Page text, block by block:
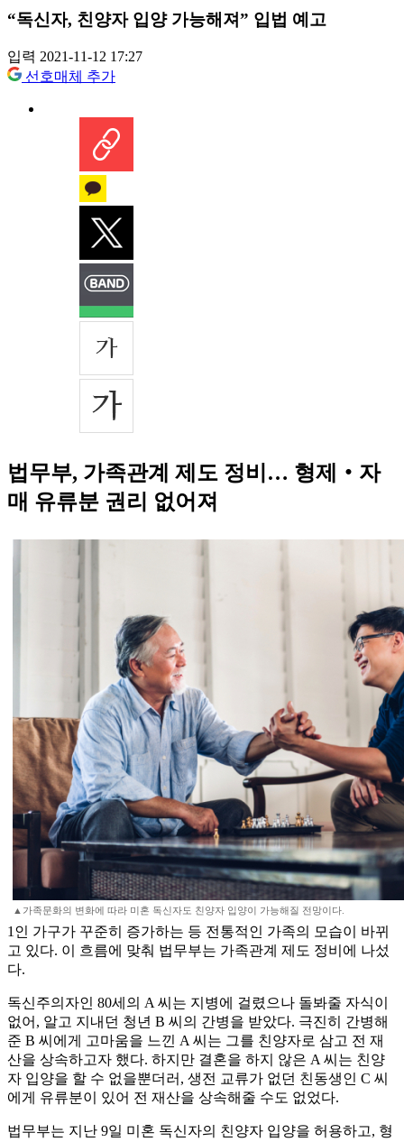
“독신자, 친양자 입양 가능해져” 입법 예고
입력 2021-11-12 17:27
선호매체 추가
법무부, 가족관계 제도 정비… 형제‧자
매 유류분 권리 없어져
▲가족문화의 변화에 따라 미혼 독신자도 친양자 입양이 가능해질 전망이다.
1인 가구가 꾸준히 증가하는 등 전통적인 가족의 모습이 바뀌
고 있다. 이 흐름에 맞춰 법무부는 가족관계 제도 정비에 나섰
다.
독신주의자인 80세의 A 씨는 지병에 걸렸으나 돌봐줄 자식이
없어, 알고 지내던 청년 B 씨의 간병을 받았다. 극진히 간병해
준 B 씨에게 고마움을 느낀 A 씨는 그를 친양자로 삼고 전 재
산을 상속하고자 했다. 하지만 결혼을 하지 않은 A 씨는 친양
자 입양을 할 수 없을뿐더러, 생전 교류가 없던 친동생인 C 씨
에게 유류분이 있어 전 재산을 상속해줄 수도 없었다.
법무부는 지난 9일 미혼 독신자의 친양자 입양을 허용하고, 형